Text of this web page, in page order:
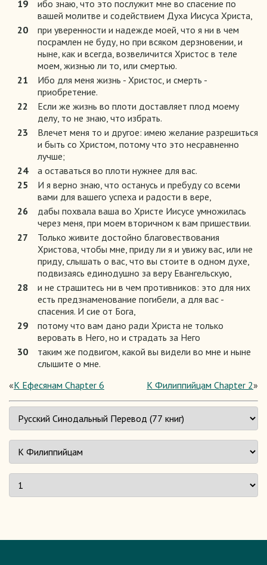
19
ибо знаю, что это послужит мне во спасение по
вашей молитве и содействием Духа Иисуса Христа,
20
при уверенности и надежде моей, что я ни в чем
посрамлен не буду, но при всяком дерзновении, и
ныне, как и всегда, возвеличится Христос в теле
моем, жизнью ли то, или смертью.
21
Ибо для меня жизнь - Христос, и смерть -
приобретение.
22
Если же жизнь во плоти доставляет плод моему
делу, то не знаю, что избрать.
23
Влечет меня то и другое: имею желание разрешиться
и быть со Христом, потому что это несравненно
лучше;
24
а оставаться во плоти нужнее для вас.
25
И я верно знаю, что останусь и пребуду со всеми
вами для вашего успеха и радости в вере,
26
дабы похвала ваша во Христе Иисусе умножилась
через меня, при моем вторичном к вам пришествии.
27
Только живите достойно благовествования
Христова, чтобы мне, приду ли я и увижу вас, или не
приду, слышать о вас, что вы стоите в одном духе,
подвизаясь единодушно за веру Евангельскую,
28
и не страшитесь ни в чем противников: это для них
есть предзнаменование погибели, а для вас -
спасения. И сие от Бога,
29
потому что вам дано ради Христа не только
веровать в Него, но и страдать за Него
30
таким же подвигом, какой вы видели во мне и ныне
слышите о мне.
«К Ефесянам Chapter 6 К Филиппийцам Chapter 2»